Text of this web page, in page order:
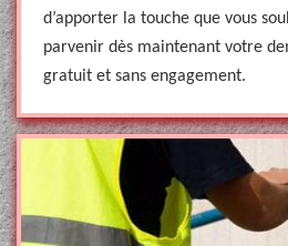
d’apporter la touche que vous
parvenir dès maintenant votre
gratuit et sans engagement.